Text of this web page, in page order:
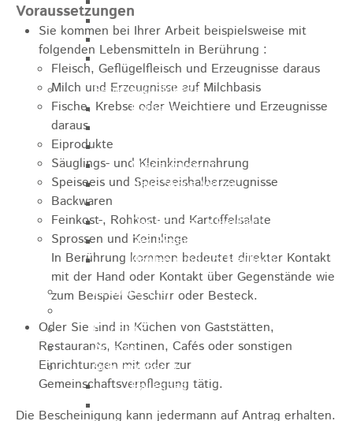
Heimatmuseum
Polizeimuseum
Haus Anna Vetter
Sehenswürdigkeiten
Rathaus
Miedermuseum
Haus "Anna Vetter"
Das Schloss in Heubach
Der Rosenstein
Höhlen rund um Heubach
Heubach Tour
Flugplatz
Anreise
Schwimmbäder
Hallenbad
Freibad
Voraussetzungen
Sie kommen bei Ihrer Arbeit beispielsweise mit
folgenden Lebensmitteln in Berührung :
Fleisch, Geflügelfleisch und Erzeugnisse daraus
Milch und Erzeugnisse auf Milchbasis
Fische, Krebse oder Weichtiere und Erzeugnisse
daraus
Eiprodukte
Säuglings- und Kleinkindernahrung
Speiseeis und Speiseeishalberzeugnisse
Backwaren
Feinkost-, Rohkost- und Kartoffelsalate
Sprossen und Keimlinge
In Berührung kommen bedeutet direkter Kontakt
mit der Hand oder Kontakt über Gegenstände wie
zum Beispiel Geschirr oder Besteck.
Oder Sie sind in Küchen von Gaststätten,
Restaurants, Kantinen, Cafés oder sonstigen
Einrichtungen mit oder zur
Gemeinschaftsverpflegung tätig.
Die Bescheinigung kann jedermann auf Antrag erhalten.